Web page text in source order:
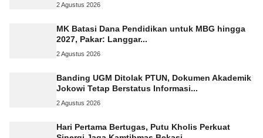
2 Agustus 2026
MK Batasi Dana Pendidikan untuk MBG hingga
2027, Pakar: Langgar...
2 Agustus 2026
Banding UGM Ditolak PTUN, Dokumen Akademik
Jokowi Tetap Berstatus Informasi...
2 Agustus 2026
Hari Pertama Bertugas, Putu Kholis Perkuat